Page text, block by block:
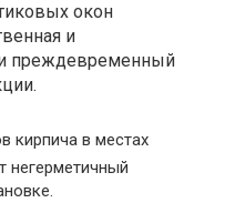
окон
и
и преждевременный
кирпича в местах
негерметичный